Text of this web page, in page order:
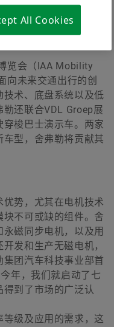
席执行官克劳斯·罗
个零部件的深入理解
额来看，电驱动对我
览会（IAA Mobility
向未来交通出行的创
术、底盘系统以及低
还联合VDL Groep展
梭巴士演示车。两家
型，舍弗勒将贡献其
势，尤其在电机技术
不可或缺的组件。舍
磁同步电机，以及用
发和生产无磁电机，
团汽车科技事业部首
年，我们就启动了七
到了市场的广泛认
级及应用的需求，这
All Cookies